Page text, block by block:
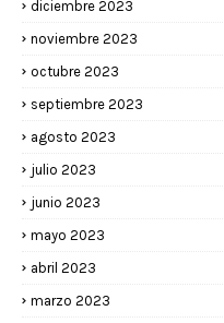
diciembre 2023
noviembre 2023
octubre 2023
septiembre 2023
agosto 2023
julio 2023
junio 2023
mayo 2023
abril 2023
marzo 2023